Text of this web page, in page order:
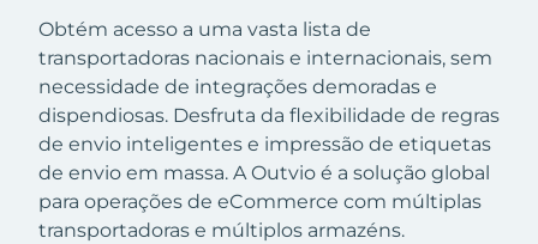
Obtém acesso a uma vasta lista de
transportadoras nacionais e internacionais, sem
necessidade de integrações demoradas e
dispendiosas. Desfruta da flexibilidade de regras
de envio inteligentes e impressão de etiquetas
de envio em massa. A Outvio é a solução global
para operações de eCommerce com múltiplas
transportadoras e múltiplos armazéns.